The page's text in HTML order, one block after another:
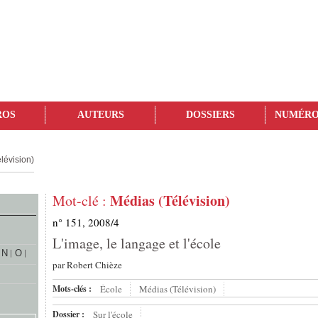
AUTEURS DOSSIERS
N
O
Mot-clé : Médias (Télévision)
n° 151, 2008/4
L'image, le langage et l'école
parRobert Chièze
Mots-clés : École Médias (Télévision)
Dossier : Sur l'école